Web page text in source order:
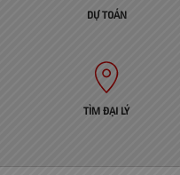
DỰ TOÁN
TÌM ĐẠI LÝ